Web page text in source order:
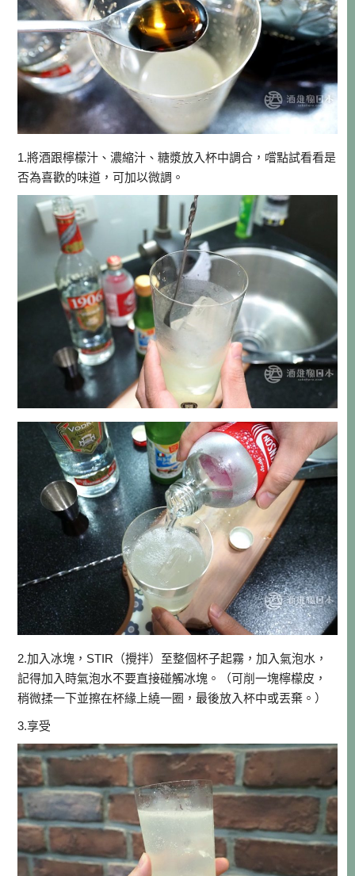
1.將酒跟檸檬汁、濃縮汁、糖漿放入杯中調合，嚐點試看看是
否為喜歡的味道，可加以微調。
2.加入冰塊，STIR（攪拌）至整個杯子起霧，加入氣泡水，
記得加入時氣泡水不要直接碰觸冰塊。（可削一塊檸檬皮，
稍微揉一下並擦在杯緣上繞一圈，最後放入杯中或丟棄。）
3.享受